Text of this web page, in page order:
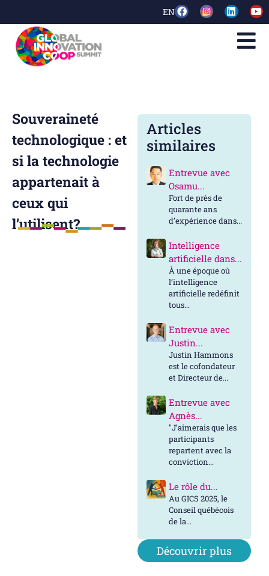
EN
Souveraineté
technologique : et
si la technologie
appartenait à
ceux qui
l’utilisent?
Articles
similaires
Entrevue avec
Osamu...
Fort de près de
quarante ans
d’expérience dans...
Intelligence
artificielle dans...
À une époque où
l’intelligence
artificielle redéfinit
tous...
Entrevue avec
Justin...
Justin Hammons
est le cofondateur
et Directeur de...
Entrevue avec
Agnès...
"J’aimerais que les
participants
repartent avec la
conviction...
Le rôle du...
Au GICS 2025, le
Conseil québécois
de la...
Découvrir plus